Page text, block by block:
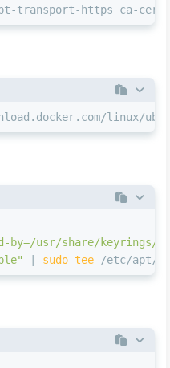
transport-https ca-
linux/
by=/usr/share/
sudo tee /etc/apt/